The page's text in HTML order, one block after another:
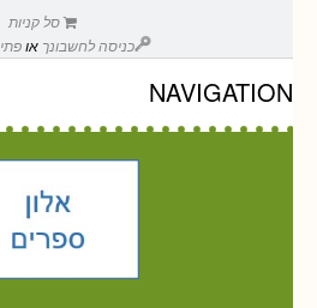
סל קניות
כניסה לחשבונך או
NAVIGATION